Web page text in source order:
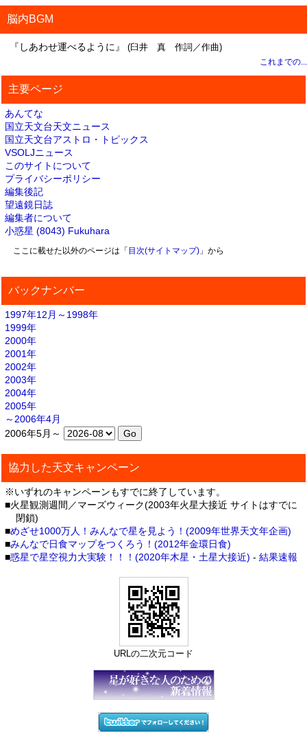
脳内BGM
『しあわせ運べるように』 (臼井 真 作詞／作曲)
これまでの...
主要ページ
あんてな
国立天文台天文ニュース
国立天文台アストロ・トピックス
VSOLJニュース
このサイトについて
プライバシーポリシー
編集後記
望遠鏡日誌
編集者について
小惑星 (8043) Fukuhara
ここに載せた以外のページは「 目次(サイトマップ)」から
バックナンバー
1997年12月～1998年
1999年
2000年
2001年
2002年
2003年
2004年
2005年
～2006年4月
2006年5月～
協力した天文キャンペーン
※いずれのキャンペーンもすでに終了しています。
■火星観測週間／マーズウィーク(2003年火星大接近 サイトはすでに
閉鎖)
■めざせ1000万人！みんなで星を見よう！(2009年世界天文年企画)
■みんなで日食マップをつくろう！(2012年金環日食)
■惑星で星空視力大実験！！！(2020年木星・土星大接近) - 結果速報
URLの二次元コード